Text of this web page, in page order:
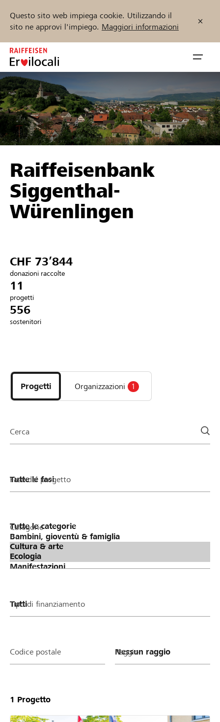
Questo sito web impiega cookie. Utilizzando il
sito ne approvi l'impiego. Maggiori informazioni
Zum
Inhalt
springen
öffnen
Sostenere
Aiuto & supporto
Collegarsi
Registrazione
Trova progetti e organizzazioni
Inizia ora
Raiffeisenbank
Siggenthal-
Würenlingen
CHF 73’844
donazioni raccolte
11
progetti
556
sostenitori
i
progetti
e
della
Progetti Organizzazioni 1
Cerca
Fase del progetto
Categorie
Tipo di finanziamento
Codice postale Raggio
1 Progetto